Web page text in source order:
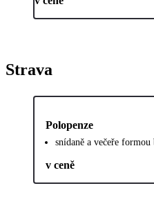
Strava
Polopenze
snídaně a večeře formou
v ceně